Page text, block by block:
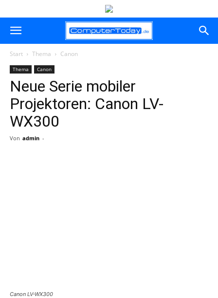
Start Thema Canon
Thema Canon
Neue Serie mobiler
Projektoren: Canon LV-
WX300
Von admin -
Canon LV-WX300